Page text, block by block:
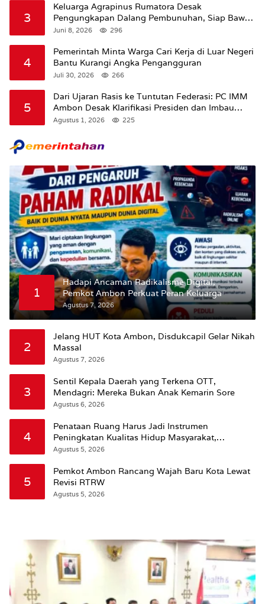
3
Keluarga Agrapinus Rumatora Desak
Pengungkapan Dalang Pembunuhan, Siap Bawa
Kasus ke Komisi III DPR RI
Juni 8, 2026 296
4
Pemerintah Minta Warga Cari Kerja di Luar Negeri
Bantu Kurangi Angka Pengangguran
Juli 30, 2026 266
5
Dari Ujaran Rasis ke Tuntutan Federasi: PC IMM
Ambon Desak Klarifikasi Presiden dan Imbau
Tunda Pengibaran Bendera Merah Putih Di
Agustus 1, 2026 225
1
Hadapi Ancaman Radikalisme Digital,
Pemkot Ambon Perkuat Peran Keluarga
Agustus 7, 2026
2
Jelang HUT Kota Ambon, Disdukcapil Gelar Nikah
Massal
Agustus 7, 2026
3
Sentil Kepala Daerah yang Terkena OTT,
Mendagri: Mereka Bukan Anak Kemarin Sore
Agustus 6, 2026
4
Penataan Ruang Harus Jadi Instrumen
Peningkatan Kualitas Hidup Masyarakat,
Wattimena: Revisi RT-RW Ditetapkan Pemkot
Agustus 5, 2026
5
Pemkot Ambon Rancang Wajah Baru Kota Lewat
Revisi RTRW
Agustus 5, 2026